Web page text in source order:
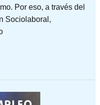
Por eso, a través del
Sociolaboral,